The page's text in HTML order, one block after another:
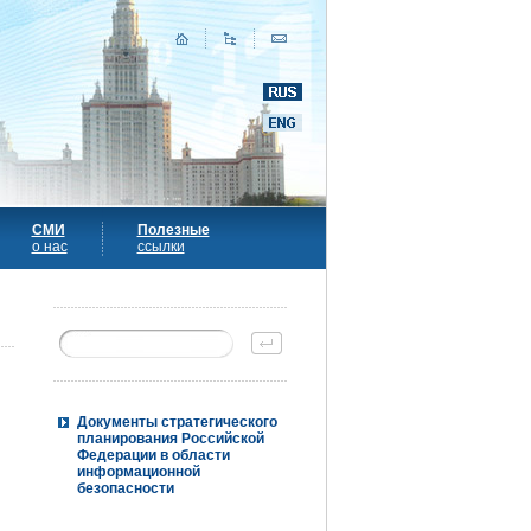
СМИ
о нас
Полезные
ссылки
Документы стратегического
планирования Российской
Федерации в области
информационной
безопасности